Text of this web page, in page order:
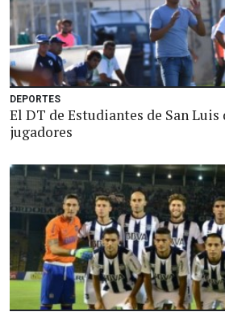
DEPORTES
El DT de Estudiantes de San Luis
jugadores